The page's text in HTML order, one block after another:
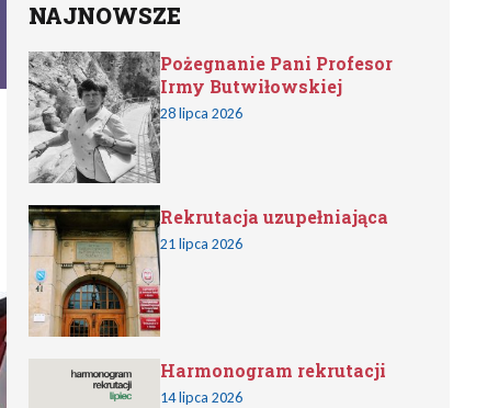
NAJNOWSZE
Pożegnanie Pani Profesor
Irmy Butwiłowskiej
28 lipca 2026
Rekrutacja uzupełniająca
21 lipca 2026
Harmonogram rekrutacji
14 lipca 2026